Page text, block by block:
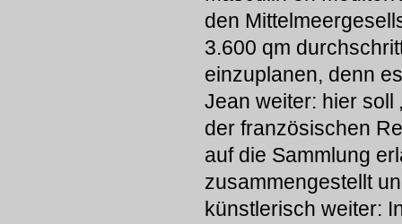
den
3.600 qm
einzuplanen, denn
Jean weiter: hier soll
der französischen
auf die Sammlung
zusammengestellt
künstlerisch weiter: